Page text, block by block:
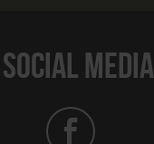
SOCIAL MEDIA